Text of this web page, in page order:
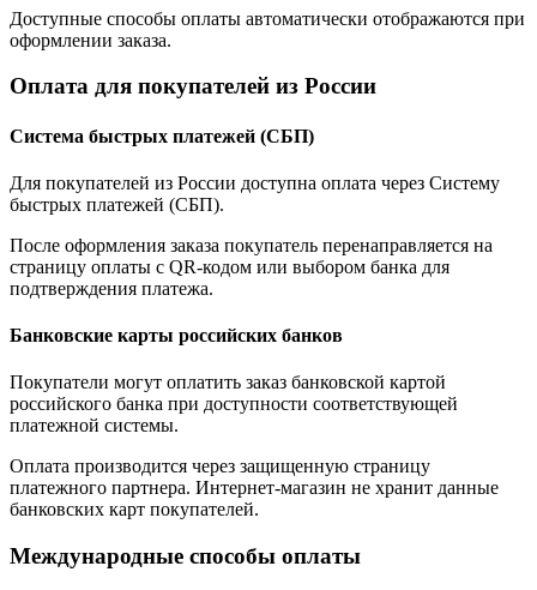
Доступные способы оплаты автоматически отображаются при
оформлении заказа.
Оплата для покупателей из России
Система быстрых платежей (СБП)
Для покупателей из России доступна оплата через Систему
быстрых платежей (СБП).
После оформления заказа покупатель перенаправляется на
страницу оплаты с QR-кодом или выбором банка для
подтверждения платежа.
Банковские карты российских банков
Покупатели могут оплатить заказ банковской картой
российского банка при доступности соответствующей
платежной системы.
Оплата производится через защищенную страницу
платежного партнера. Интернет-магазин не хранит данные
банковских карт покупателей.
Международные способы оплаты